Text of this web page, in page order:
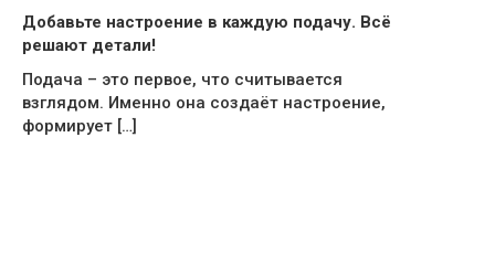
Добавьте настроение в каждую подачу. Всё
решают детали!
Подача – это первое, что считывается
взглядом. Именно она создаёт настроение,
формирует […]